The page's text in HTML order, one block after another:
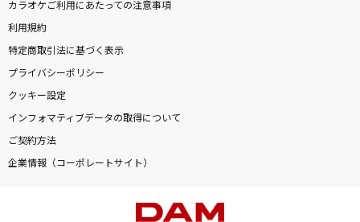
カラオケご利用にあたっての注意事項
利用規約
特定商取引法に基づく表示
プライバシーポリシー
クッキー設定
インフォマティブデータの取得について
ご契約方法
企業情報（コーポレートサイト）